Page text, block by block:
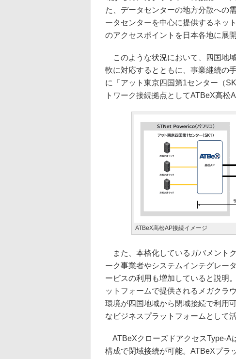
た、データセンターの地方分散への
ータセンターを中心に提供するネッ
のアクセスポイントを日本各地に展開
このような状況において、四国地
軟に対応するとともに、事業継続の
に「アット東京四国第1センター（
トワーク接続拠点としてATBeX高松
ATBeX高松AP接続イメージ
また、本格化しているガバメント
ーク事業者やシステムインテグレー
ービスの利用も増加していると説明
ットフォームで提供されるメガクラ
環境が四国地域から閉域接続で利用
なビジネスプラットフォームとして
ATBeXクローズドアクセスType-A
構成で閉域接続が可能。ATBeXプラ